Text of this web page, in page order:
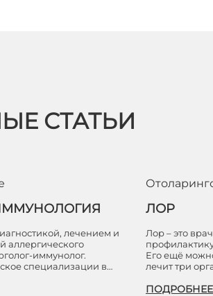
СТАТЬИ
лечением и
аллергического
иммунолог.
специализации в…
ЛОР
Лор – это
Его ещё
лечит три
ПОДРОБНЕЕ